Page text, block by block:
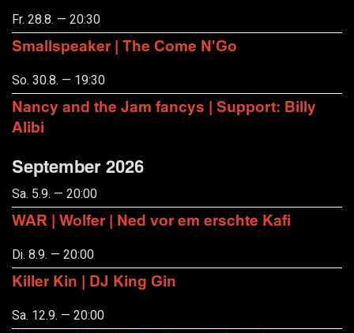
Fr. 28.8. — 20:30
Smallspeaker | The Come N'Go
So. 30.8. — 19:30
Nancy and the Jam fancys | Support: Billy
Alibi
September 2026
Sa. 5.9. — 20:00
WAR | Wolfer | Ned vor em erschte Kafi
Di. 8.9. — 20:00
Killer Kin | DJ King Gin
Sa. 12.9. — 20:00